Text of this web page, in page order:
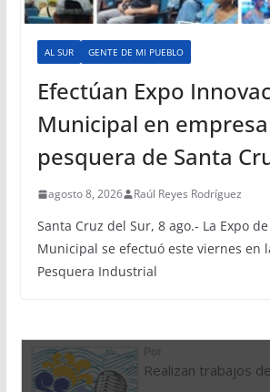
AL SUR GENTE DE MI PUEBLO
Efectúan Expo
Municipal en empresa
pesquera de Santa
agosto 8, 2026 Raúl Reyes Rodríguez
Santa Cruz del Sur, 8 ago.- La Expo
Municipal se efectuó este viernes en
Pesquera Industrial